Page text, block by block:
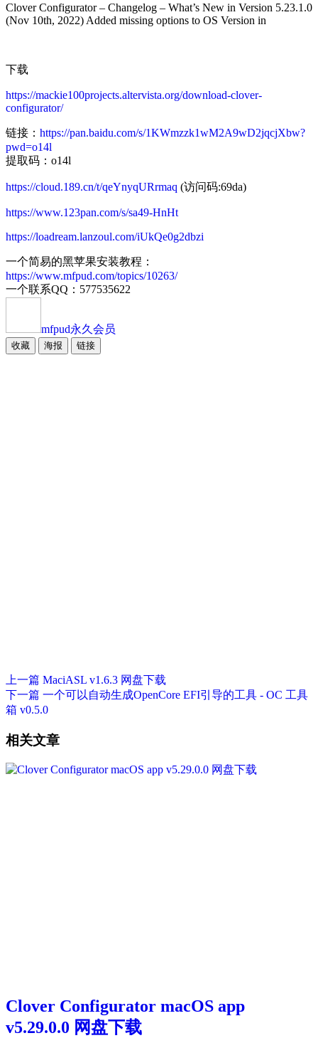
Clover Configurator – Changelog – What’s New in Version 5.23.1.0
(Nov 10th, 2022) Added missing options to OS Version in
下载
https://mackie100projects.altervista.org/download-clover-
configurator/
链接： https://pan.baidu.com/s/1KWmzzk1wM2A9wD2jqcjXbw?
pwd=o14l
提取码：o14l
https://cloud.189.cn/t/qeYnyqURrmaq (访问码:69da)
https://www.123pan.com/s/sa49-HnHt
https://loadream.lanzoul.com/iUkQe0g2dbzi
一个简易的黑苹果安装教程：
https://www.mfpud.com/topics/10263/
一个联系QQ：577535622
mfpud永久会员
收藏 海报 链接
上一篇 MaciASL v1.6.3 网盘下载
下一篇 一个可以自动生成OpenCore EFI引导的工具 - OC 工具
箱 v0.5.0
相关文章
Clover Configurator macOS app
v5.29.0.0 网盘下载